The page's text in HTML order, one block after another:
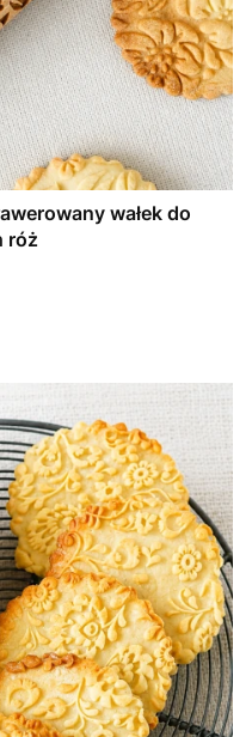
wałek do
róż